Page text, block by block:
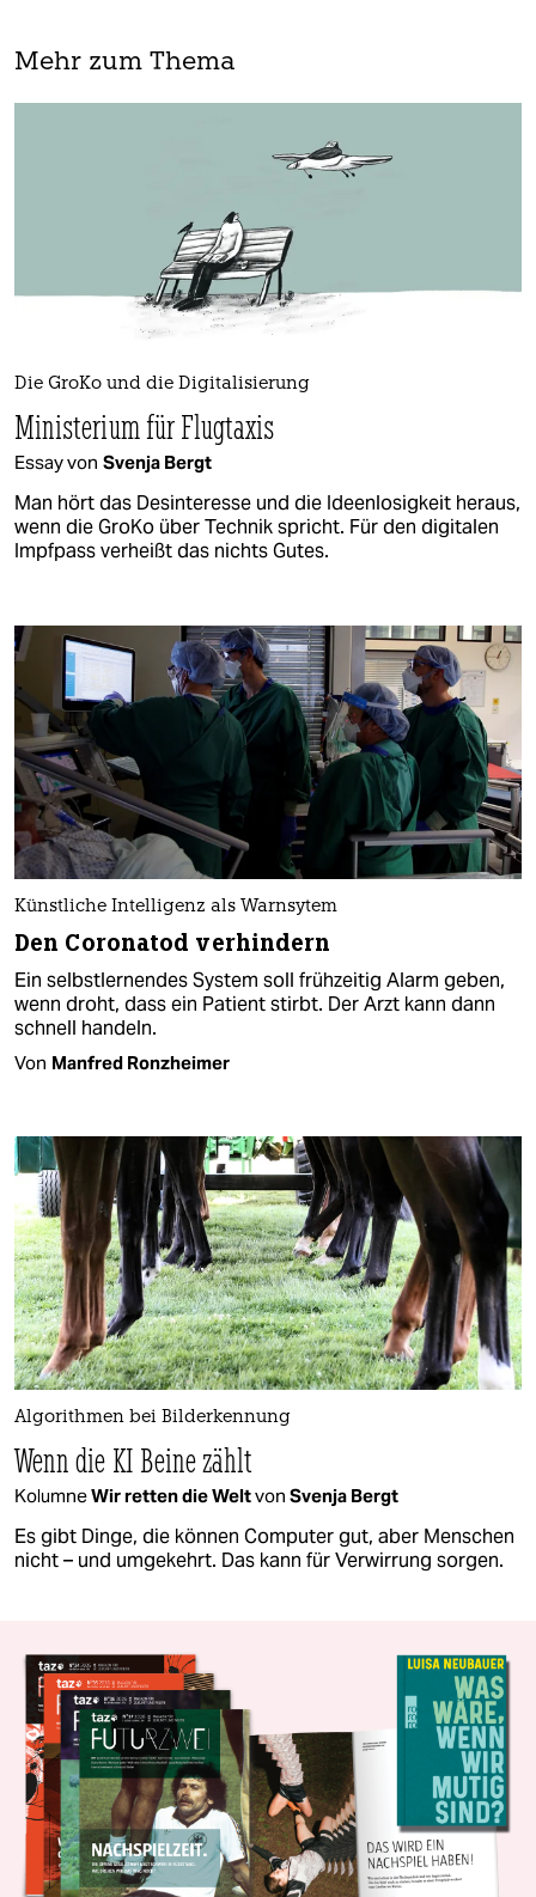
Mehr zum Thema
Die GroKo und die Digitalisierung
Ministerium für Flugtaxis
Essay von Svenja Bergt
Man hört das Desinteresse und die Ideenlosigkeit heraus,
wenn die GroKo über Technik spricht. Für den digitalen
Impfpass verheißt das nichts Gutes.
Künstliche Intelligenz als Warnsytem
Den Coronatod verhindern
Ein selbstlernendes System soll frühzeitig Alarm geben,
wenn droht, dass ein Patient stirbt. Der Arzt kann dann
schnell handeln.
Von Manfred Ronzheimer
Algorithmen bei Bilderkennung
Wenn die KI Beine zählt
KolumneWir retten die Weltvon Svenja Bergt
Es gibt Dinge, die können Computer gut, aber Menschen
nicht – und umgekehrt. Das kann für Verwirrung sorgen.